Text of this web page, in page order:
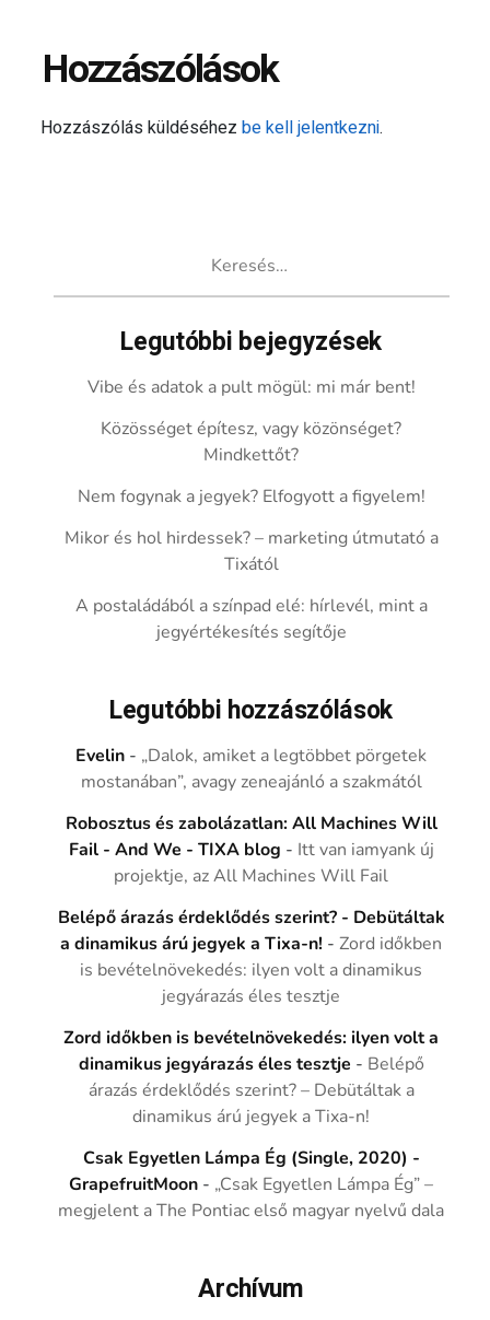
Hozzászólások
Hozzászólás küldéséhezbe kell jelentkezni.
Legutóbbi bejegyzések
Vibe és adatok a pult mögül: mi már bent!
Közösséget építesz, vagy közönséget?
Mindkettőt?
Nem fogynak a jegyek? Elfogyott a figyelem!
Mikor és hol hirdessek? – marketing útmutató a
Tixától
A postaládából a színpad elé: hírlevél, mint a
jegyértékesítés segítője
Legutóbbi hozzászólások
Evelin - „Dalok, amiket a legtöbbet pörgetek
mostanában”, avagy zeneajánló a szakmától
Robosztus és zabolázatlan: All Machines Will
Fail - And We - TIXA blog - Itt van iamyank új
projektje, az All Machines Will Fail
Belépő árazás érdeklődés szerint? - Debütáltak
a dinamikus árú jegyek a Tixa-n! -Zord időkben
is bevételnövekedés: ilyen volt a dinamikus
jegyárazás éles tesztje
Zord időkben is bevételnövekedés: ilyen volt a
dinamikus jegyárazás éles tesztje - Belépő
árazás érdeklődés szerint? – Debütáltak a
dinamikus árú jegyek a Tixa-n!
Csak Egyetlen Lámpa Ég (Single, 2020) -
GrapefruitMoon - „Csak Egyetlen Lámpa Ég” –
megjelent a The Pontiac első magyar nyelvű dala
Archívum